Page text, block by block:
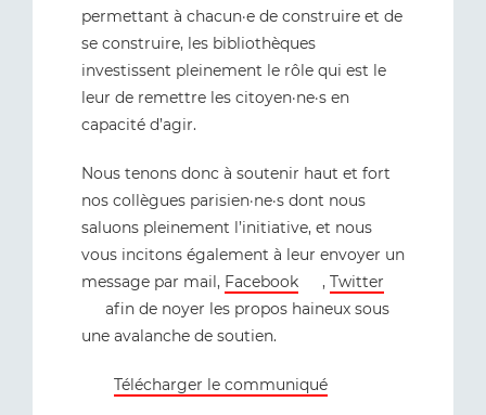
permettant à chacun·e de construire et de
se construire, les bibliothèques
investissent pleinement le rôle qui est le
leur de remettre les citoyen·ne·s en
capacité d’agir.
Nous tenons donc à soutenir haut et fort
nos collègues parisien·ne·s dont nous
saluons pleinement l’initiative, et nous
vous incitons également à leur envoyer un
message par mail, Facebook , Twitter
afin de noyer les propos haineux sous
une avalanche de soutien.
Télécharger le communiqué